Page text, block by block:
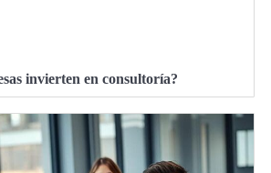
invierten en consultoría?